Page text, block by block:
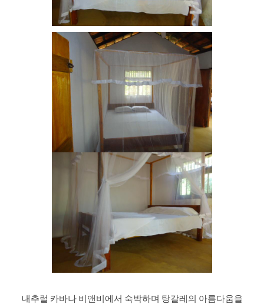
내추럴 카바나 비앤비에서 숙박하며 탕갈레의 아름다움을